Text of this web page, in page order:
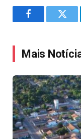
Facebook
Mais